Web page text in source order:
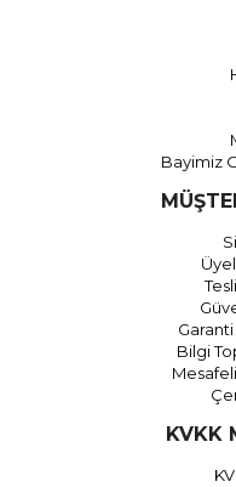
Bayimiz
Bilgi
KVKK